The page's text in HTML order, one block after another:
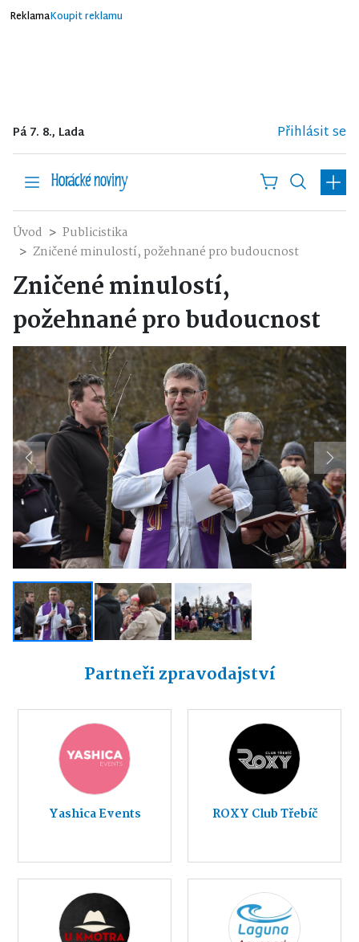
ReklamaKoupit reklamu
Pá 7. 8., Lada Přihlásit se
Úvod
Publicistika
Zničené minulostí, požehnané pro budoucnost
Zničené minulostí,
požehnané pro budoucnost
Previous Next
Partneři zpravodajství
Yashica Events ROXY Club Třebíč